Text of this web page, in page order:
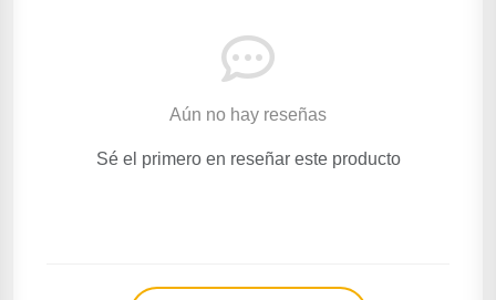
Aún no hay reseñas
Sé el primero en reseñar este producto